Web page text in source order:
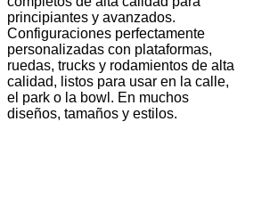
principiantes y avanzados.
Configuraciones perfectamente
personalizadas con plataformas,
ruedas, trucks y rodamientos de alta
calidad, listos para usar en la calle,
el park o la bowl. En muchos
diseños, tamaños y estilos.